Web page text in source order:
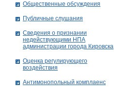
Общественные обсуждения
Публичные слушания
Сведения о признании
недействующими НПА
администрации города Кировскa
Оценка регулирующего
воздействия
Антимонопольный комплаенс